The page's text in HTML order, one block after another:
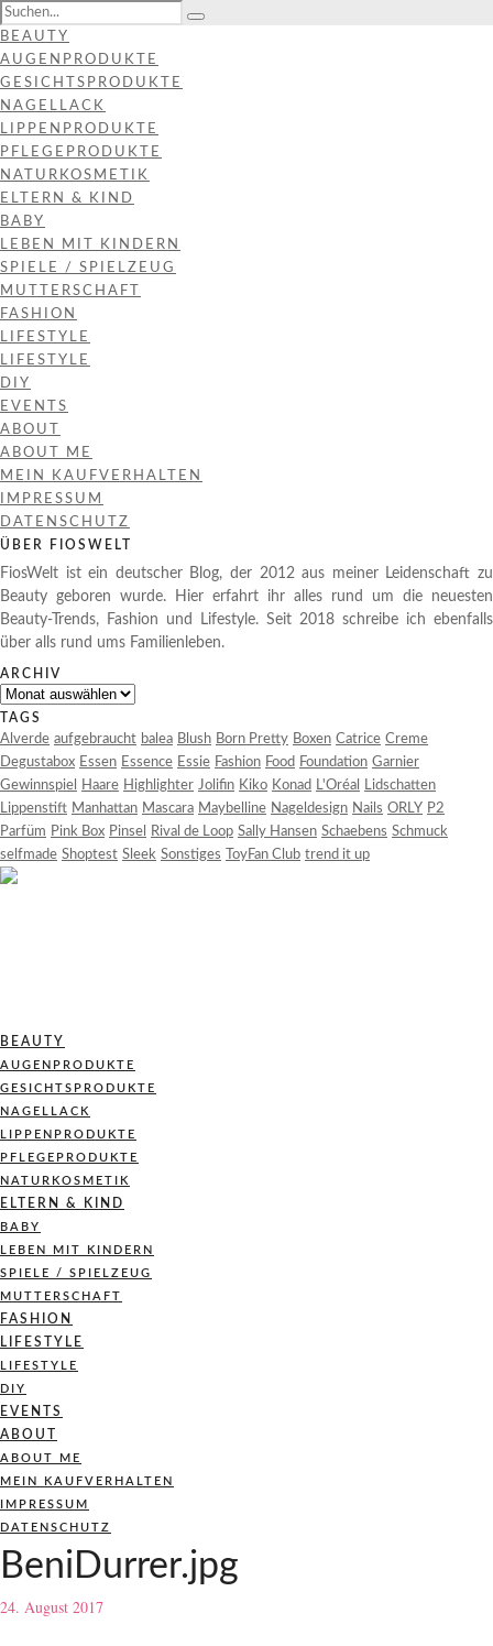
BEAUTY
AUGENPRODUKTE
GESICHTSPRODUKTE
NAGELLACK
LIPPENPRODUKTE
PFLEGEPRODUKTE
NATURKOSMETIK
ELTERN & KIND
BABY
LEBEN MIT KINDERN
SPIELE / SPIELZEUG
MUTTERSCHAFT
FASHION
LIFESTYLE
LIFESTYLE
DIY
EVENTS
ABOUT
ABOUT ME
MEIN KAUFVERHALTEN
IMPRESSUM
DATENSCHUTZ
ÜBER FIOSWELT
FiosWelt ist ein deutscher Blog, der 2012 aus meiner Leidenschaft zu
Beauty geboren wurde. Hier erfahrt ihr alles rund um die neuesten
Beauty-Trends, Fashion und Lifestyle. Seit 2018 schreibe ich ebenfalls
über alls rund ums Familienleben.
ARCHIV
Archiv
TAGS
Alverde aufgebraucht balea Blush Born Pretty Boxen Catrice Creme
Degustabox Essen Essence Essie Fashion Food Foundation Garnier
Gewinnspiel
Haare Highlighter Jolifin Kiko Konad L'Oréal
Lidschatten
Lippenstift Manhattan Mascara Maybelline Nageldesign Nails ORLY P2
Parfüm Pink Box Pinsel Rival de Loop Sally Hansen Schaebens Schmuck
selfmade Shoptest Sleek Sonstiges ToyFan Club trend it up
BEAUTY
AUGENPRODUKTE
GESICHTSPRODUKTE
NAGELLACK
LIPPENPRODUKTE
PFLEGEPRODUKTE
NATURKOSMETIK
ELTERN & KIND
BABY
LEBEN MIT KINDERN
SPIELE / SPIELZEUG
MUTTERSCHAFT
FASHION
LIFESTYLE
LIFESTYLE
DIY
EVENTS
ABOUT
ABOUT ME
MEIN KAUFVERHALTEN
IMPRESSUM
DATENSCHUTZ
BeniDurrer.jpg
24. August 2017